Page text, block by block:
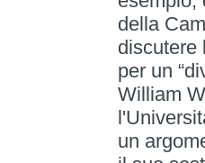
della
discutere
per un
William
un